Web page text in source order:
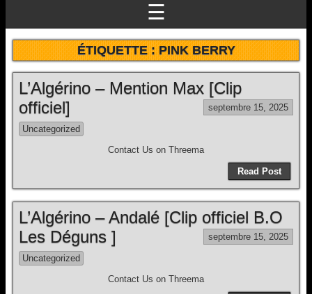
☰
ÉTIQUETTE :PINK BERRY
L’Algérino – Mention Max [Clip
officiel]
septembre 15, 2025
Uncategorized
Contact Us on Threema
Read Post
L’Algérino – Andalé [Clip officiel B.O
Les Déguns ]
septembre 15, 2025
Uncategorized
Contact Us on Threema